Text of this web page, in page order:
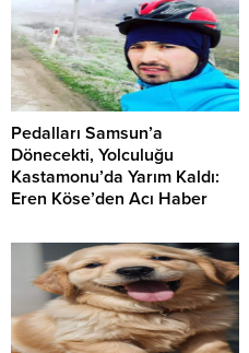
Pedalları Samsun’a
Dönecekti, Yolculuğu
Kastamonu’da Yarım Kaldı:
Eren Köse’den Acı Haber